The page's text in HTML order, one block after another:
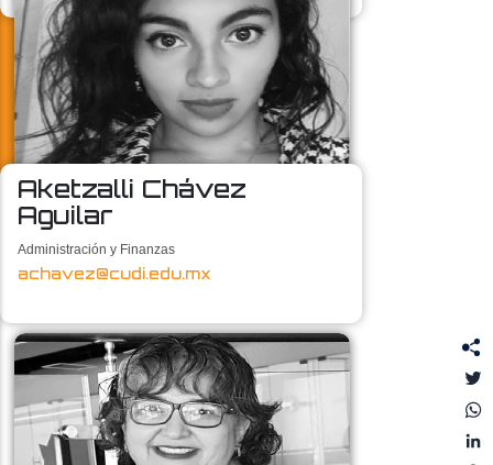
Aketzalli Chávez
Aguilar
Administración y Finanzas
achavez@cudi.edu.mx